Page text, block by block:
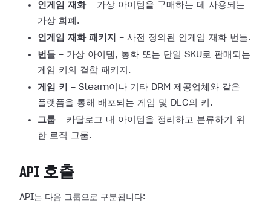
인게임 재화- 가상 아이템을 구매하는 데 사용되는
가상 화폐.
인게임 재화 패키지
- 사전 정의된 인게임 재화 번들.
번들 - 가상 아이템, 통화 또는 단일 SKU로 판매되는
게임 키의 결합 패키지.
게임 키
- Steam이나 기타 DRM 제공업체와 같은
플랫폼을 통해 배포되는 게임 및 DLC의 키.
그룹 - 카탈로그 내 아이템을 정리하고 분류하기 위
한 로직 그룹.
API 호출
API는 다음 그룹으로 구분됩니다: